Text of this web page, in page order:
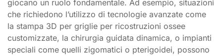
giocano un ruolo fondamentale. Ad esempio, situazioni
che richiedono l’utilizzo di tecnologie avanzate come
la stampa 3D per griglie per ricostruzioni ossee
customizzate, la chirurgia guidata dinamica, o impianti
speciali come quelli zigomatici o pterigoidei, possono